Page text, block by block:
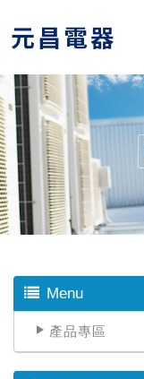
Menu
產品專區